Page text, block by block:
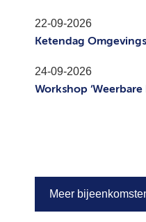
22-09-2026
Ketendag
24-09-2026
Workshop
Meer